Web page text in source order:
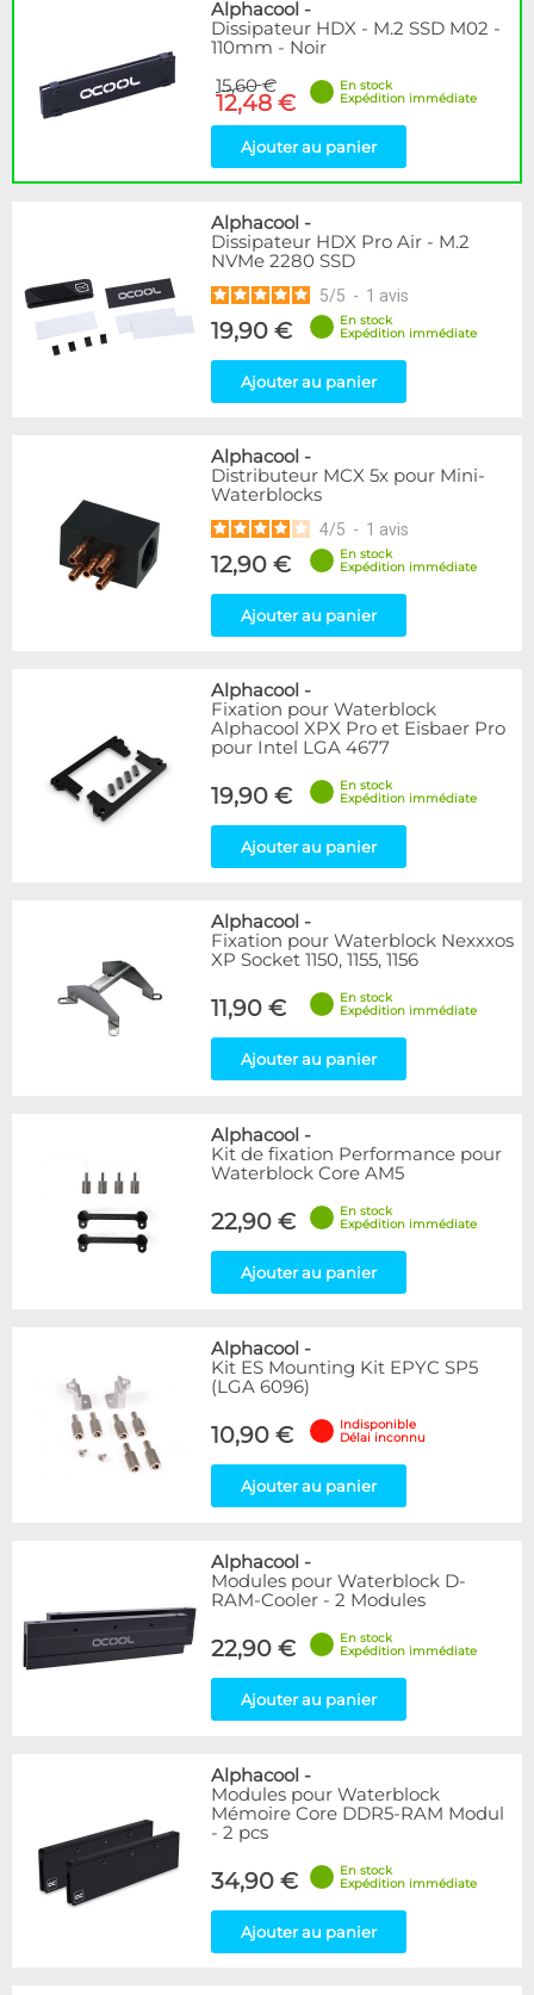
Disponibilité / Promotions
Articles en promotions
Appliquer
Alphacool -
Dissipateur HDX - M.2 SSD M02 -
110mm - Noir
15,60 €
12,48 €
En stock
Expédition immédiate
Ajouter au panier
Alphacool -
Dissipateur HDX Pro Air - M.2
NVMe 2280 SSD
5/5 - 1 avis
19,90 €
En stock
Expédition immédiate
Ajouter au panier
Alphacool -
Distributeur MCX 5x pour Mini-
Waterblocks
4/5 - 1 avis
12,90 €
En stock
Expédition immédiate
Ajouter au panier
Alphacool -
Fixation pour Waterblock
Alphacool XPX Pro et Eisbaer Pro
pour Intel LGA 4677
19,90 €
En stock
Expédition immédiate
Ajouter au panier
Alphacool -
Fixation pour Waterblock Nexxxos
XP Socket 1150, 1155, 1156
11,90 €
En stock
Expédition immédiate
Ajouter au panier
Alphacool -
Kit de fixation Performance pour
Waterblock Core AM5
22,90 €
En stock
Expédition immédiate
Ajouter au panier
Alphacool -
Kit ES Mounting Kit EPYC SP5
(LGA 6096)
10,90 €
Indisponible
Délai inconnu
Ajouter au panier
Alphacool -
Modules pour Waterblock D-
RAM-Cooler - 2 Modules
22,90 €
En stock
Expédition immédiate
Ajouter au panier
Alphacool -
Modules pour Waterblock
Mémoire Core DDR5-RAM Modul
- 2 pcs
34,90 €
En stock
Expédition immédiate
Ajouter au panier